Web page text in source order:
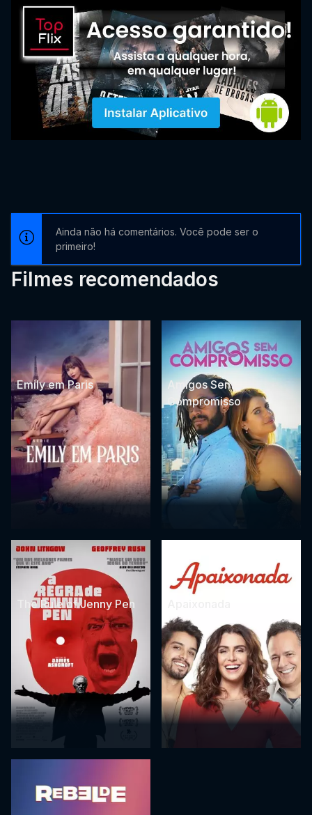
Ainda não há comentários. Você pode ser o
primeiro!
Filmes recomendados
Emily em Paris
Amigos Sem
Compromisso
The Rule of Jenny Pen